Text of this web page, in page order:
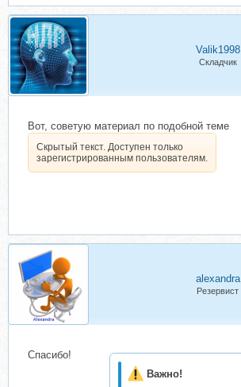
Важно!
Valik1998
Складчик
Вот, советую материал по подобной теме
Скрытый текст. Доступен только
зарегистрированным пользователям.
alexandra
Резервист
Спасибо!